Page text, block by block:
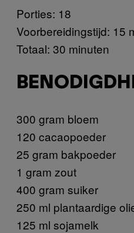
Porties: 18
Voorbereidingstijd: 15
Totaal: 30 minuten
300 gram bloem
120 cacaopoeder
25 gram bakpoeder
1 gram zout
400 gram suiker
250 ml plantaardige
125 ml sojamelk